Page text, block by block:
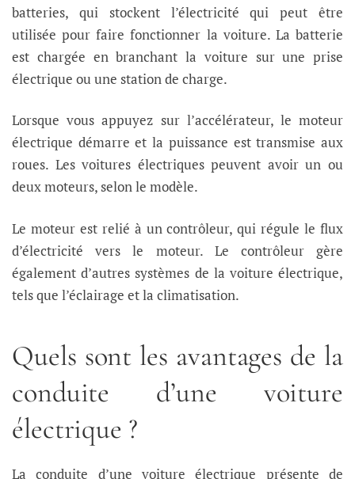
batteries, qui stockent l’électricité qui peut être
utilisée pour faire fonctionner la voiture. La batterie
est chargée en branchant la voiture sur une prise
électrique ou une station de charge.
Lorsque vous appuyez sur l’accélérateur, le moteur
électrique démarre et la puissance est transmise aux
roues. Les voitures électriques peuvent avoir un ou
deux moteurs, selon le modèle.
Le moteur est relié à un contrôleur, qui régule le flux
d’électricité vers le moteur. Le contrôleur gère
également d’autres systèmes de la voiture électrique,
tels que l’éclairage et la climatisation.
Quels sont les avantages de la
conduite d’une voiture
électrique ?
La conduite d’une voiture électrique présente de